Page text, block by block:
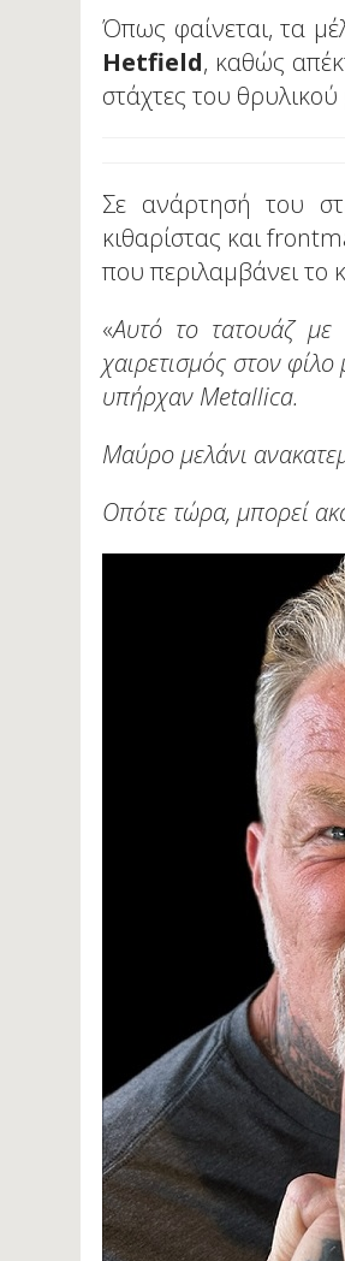
Όπως φαίνεται, τα
Hetfield, καθώς
στάχτες του
Σε ανάρτησή του
κιθαρίστας και
που περιλαμβάνει το
«Αυτό το τατουάζ με
χαιρετισμός στον
υπήρχαν Metallica.
Μαύρο μελάνι
Οπότε τώρα, μπορεί